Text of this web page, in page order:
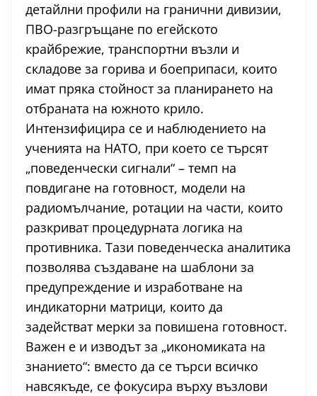
детайлни профили на гранични дивизии,
ПВО-разгръщане по егейското
крайбрежие, транспортни възли и
складове за горива и боеприпаси, които
имат пряка стойност за планирането на
отбраната на южното крило.
Интензифицира се и наблюдението на
ученията на НАТО, при което се търсят
„поведенчески сигнали“ – темп на
повдигане на готовност, модели на
радиомълчание, ротации на части, които
разкриват процедурната логика на
противника. Тази поведенческа аналитика
позволява създаване на шаблони за
предупреждение и изработване на
индикаторни матрици, които да
задействат мерки за повишена готовност.
Важен е и изводът за „икономиката на
знанието“: вместо да се търси всичко
навсякъде, се фокусира върху възлови